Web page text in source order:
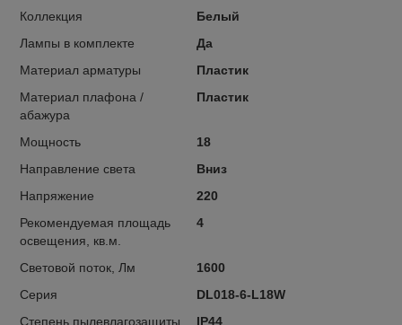
Коллекция
Белый
Лампы в комплекте
Да
Материал арматуры
Пластик
Материал плафона /
абажура
Пластик
Мощность
18
Направление света
Вниз
Напряжение
220
Рекомендуемая площадь
освещения, кв.м.
4
Световой поток, Лм
1600
Серия
DL018-6-L18W
Степень пылевлагозащиты
IP44